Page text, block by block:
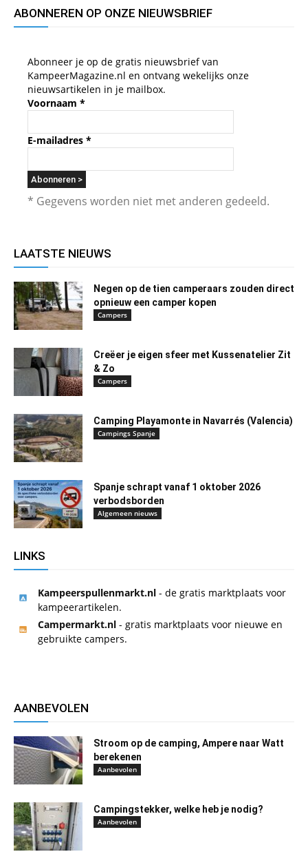
ABONNEREN OP ONZE NIEUWSBRIEF
Abonneer je op de gratis nieuwsbrief van
KampeerMagazine.nl en ontvang wekelijks onze
nieuwsartikelen in je mailbox.
Voornaam *
E-mailadres *
* Gegevens worden niet met anderen gedeeld.
LAATSTE NIEUWS
Negen op de tien camperaars zouden direct
opnieuw een camper kopen
Campers
Creëer je eigen sfeer met Kussenatelier Zit
& Zo
Campers
Camping Playamonte in Navarrés (Valencia)
Campings Spanje
Spanje schrapt vanaf 1 oktober 2026
verbodsborden
Algemeen nieuws
LINKS
Kampeerspullenmarkt.nl - de gratis marktplaats voor
kampeerartikelen.
Campermarkt.nl - gratis marktplaats voor nieuwe en
gebruikte campers.
AANBEVOLEN
Stroom op de camping, Ampere naar Watt
berekenen
Aanbevolen
Campingstekker, welke heb je nodig?
Aanbevolen